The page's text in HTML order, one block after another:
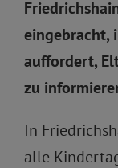
eingebracht,
auffordert,
zu
In
alle